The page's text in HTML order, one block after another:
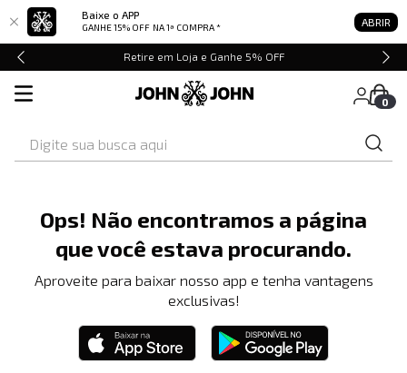
Baixe o APP
GANHE 15% OFF NA 1ª COMPRA * ABRIR
Retire em Loja e Ganhe 5% OFF
0
Ops! Não encontramos a página
que você estava procurando.
Aproveite para baixar nosso app e tenha vantagens
exclusivas!